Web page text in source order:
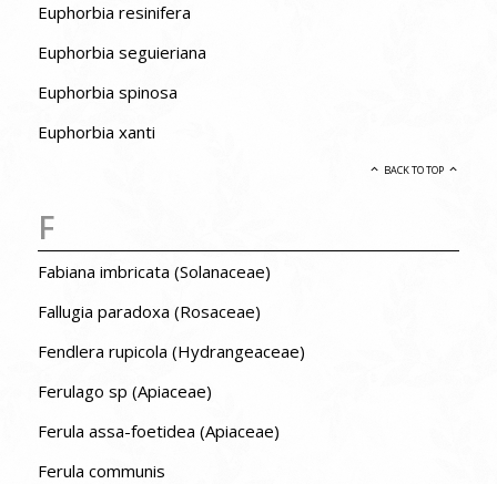
Euphorbia resinifera
Euphorbia seguieriana
Euphorbia spinosa
Euphorbia xanti
BACK TO TOP
F
Fabiana imbricata (Solanaceae)
Fallugia paradoxa (Rosaceae)
Fendlera rupicola (Hydrangeaceae)
Ferulago sp (Apiaceae)
Ferula assa-foetidea (Apiaceae)
Ferula communis